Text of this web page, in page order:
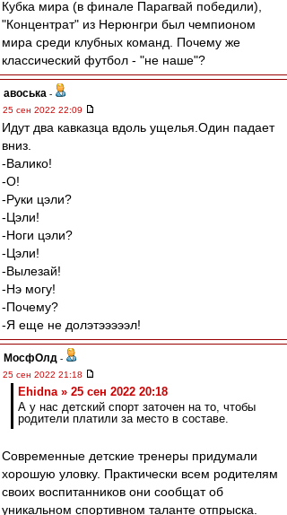
Кубка мира (в финале Парагвай победили),
"Концентрат" из Нерюнгри был чемпионом
мира среди клубных команд. Почему же
классический футбол - "не наше"?
авоська -
25 сен 2022 22:09
Идут два кавказца вдоль ущелья.Один падает
вниз.
-Валико!
-О!
-Руки цэли?
-Цэли!
-Ноги цэли?
-Цэли!
-Вылезай!
-Нэ могу!
-Почему?
-Я еще не долэтэээээл!
МосфОлд -
25 сен 2022 21:18
Ehidna » 25 сен 2022 20:18
А у нас детский спорт заточен на то, чтобы
родители платили за место в составе.
Современные детские тренеры придумали
хорошую уловку. Практически всем родителям
своих воспитанников они сообщат об
уникальном спортивном таланте отпрыска.